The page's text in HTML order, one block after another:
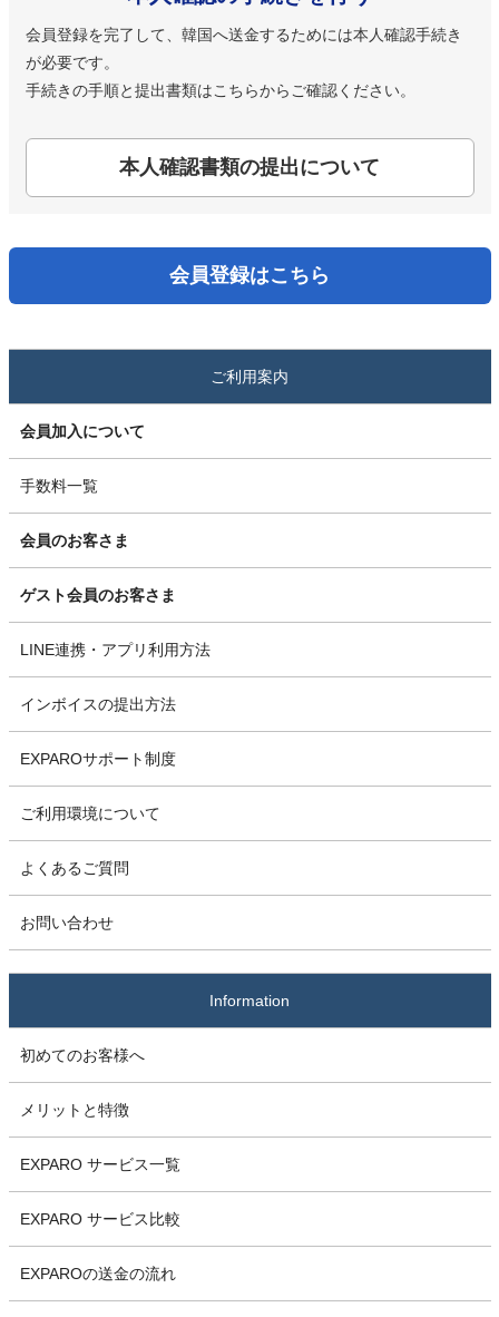
会員登録を完了して、韓国へ送金するためには本人確認手続き
が必要です。
手続きの手順と提出書類はこちらからご確認ください。
本人確認書類の提出について
会員登録はこちら
ご利用案内
会員加入について
手数料一覧
会員のお客さま
ゲスト会員のお客さま
LINE連携・アプリ利用方法
インボイスの提出方法
EXPAROサポート制度
ご利用環境について
よくあるご質問
お問い合わせ
Information
初めてのお客様へ
メリットと特徴
EXPARO サービス一覧
EXPARO サービス比較
EXPAROの送金の流れ